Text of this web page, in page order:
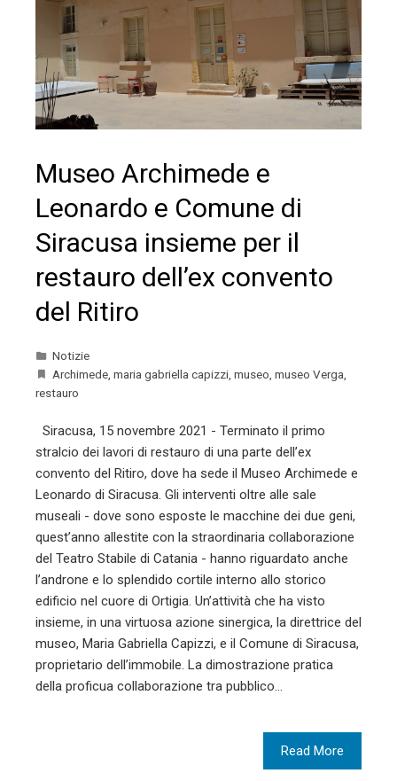
Museo Archimede e
Leonardo e Comune di
Siracusa insieme per il
restauro dell’ex convento
del Ritiro
Notizie
Archimede, maria gabriella capizzi, museo, museo Verga,
restauro
Siracusa, 15 novembre 2021 - Terminato il primo
stralcio dei lavori di restauro di una parte dell’ex
convento del Ritiro, dove ha sede il Museo Archimede e
Leonardo di Siracusa. Gli interventi oltre alle sale
museali - dove sono esposte le macchine dei due geni,
quest’anno allestite con la straordinaria collaborazione
del Teatro Stabile di Catania - hanno riguardato anche
l’androne e lo splendido cortile interno allo storico
edificio nel cuore di Ortigia. Un’attività che ha visto
insieme, in una virtuosa azione sinergica, la direttrice del
museo, Maria Gabriella Capizzi, e il Comune di Siracusa,
proprietario dell’immobile. La dimostrazione pratica
della proficua collaborazione tra pubblico…
Read More